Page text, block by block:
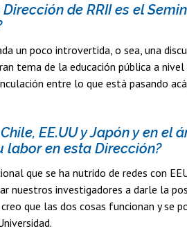
de RRII es el
un poco introvertida, o sea, una
tema de la educación pública a
entre lo que está pasando
EE.UU y Japón y en el
labor en esta Dirección?
que se ha nutrido de redes con
investigadores a darle la
que las dos cosas funcionan y se